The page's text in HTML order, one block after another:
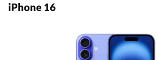
iPhone 16